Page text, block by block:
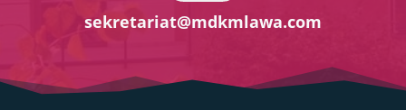
sekretariat@mdkmlawa.com